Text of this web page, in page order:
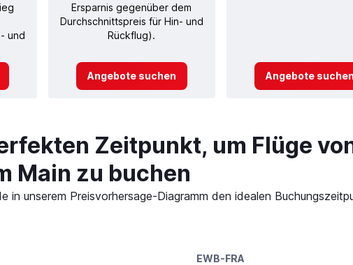
und
Ersparnis gegenüber dem
Durchschnittspreis für Hin- und
Rückflug).
Angebote suchen Angebote suchen
Zeitpunkt, um Flüge
Main zu buchen
in unserem Preisvorhersage-Diagramm den idealen
EWB-FRA